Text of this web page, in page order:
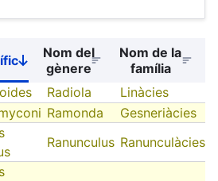
Sort
descending
Nom del
gènere
Nom de la
família
Radiola
Linàcies
Ramonda
Gesneriàcies
Ranunculus Ranunculàcies